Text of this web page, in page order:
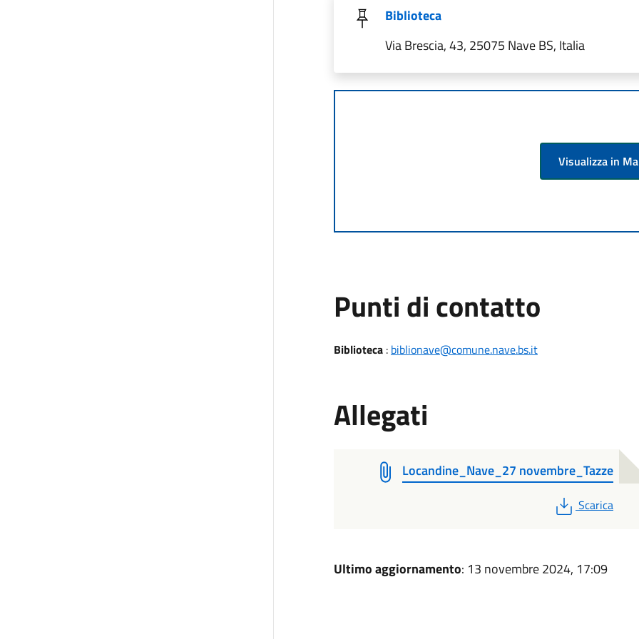
Biblioteca
Via Brescia, 43, 25075 Nave BS, Italia
Visualizza in
Punti di contatto
Biblioteca : biblionave@comune.nave.bs.it
Allegati
Locandine_Nave_27 novembre_Tazze
PDF
Scarica
Ultimo aggiornamento: 13 novembre 2024, 17:09